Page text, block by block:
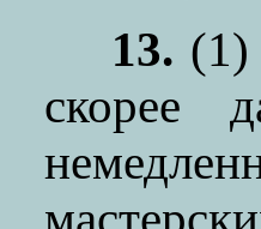
13. (1)
скорее